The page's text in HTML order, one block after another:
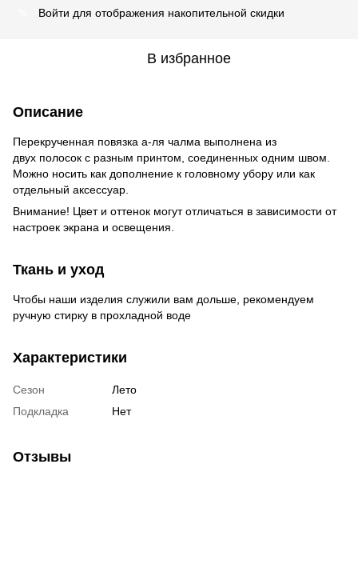
Войти для отображения накопительной скидки
В избранное
Описание
Перекрученная повязка а-ля чалма выполнена из
двух полосок с разным принтом, соединенных одним швом.
Можно носить как дополнение к головному убору или как
отдельный аксессуар.
Внимание! Цвет и оттенок могут отличаться в зависимости от
настроек экрана и освещения.
Ткань и уход
Чтобы наши изделия служили вам дольше, рекомендуем
ручную стирку в прохладной воде
Характеристики
Сезон
Лето
Подкладка
Нет
Отзывы